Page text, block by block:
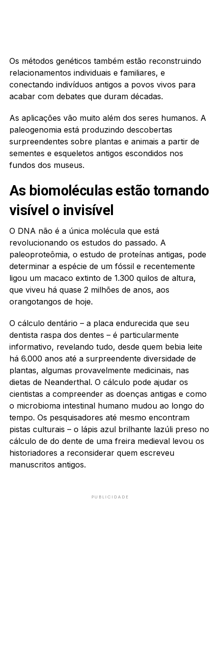
Os métodos genéticos também estão reconstruindo
relacionamentos individuais e familiares, e
conectando indivíduos antigos a povos vivos para
acabar com debates que duram décadas.
As aplicações vão muito além dos seres humanos. A
paleogenomia está produzindo descobertas
surpreendentes sobre plantas e animais a partir de
sementes e esqueletos antigos escondidos nos
fundos dos museus.
As biomoléculas estão tornando
visível o invisível
O DNA não é a única molécula que está
revolucionando os estudos do passado. A
paleoproteômia, o estudo de proteínas antigas, pode
determinar a espécie de um fóssil e recentemente
ligou um macaco extinto de 1.300 quilos de altura,
que viveu há quase 2 milhões de anos, aos
orangotangos de hoje.
O cálculo dentário – a placa endurecida que seu
dentista raspa dos dentes – é particularmente
informativo, revelando tudo, desde quem bebia leite
há 6.000 anos até a surpreendente diversidade de
plantas, algumas provavelmente medicinais, nas
dietas de Neanderthal. O cálculo pode ajudar os
cientistas a compreender as doenças antigas e como
o microbioma intestinal humano mudou ao longo do
tempo. Os pesquisadores até mesmo encontram
pistas culturais – o lápis azul brilhante lazúli preso no
cálculo de do dente de uma freira medieval levou os
historiadores a reconsiderar quem escreveu
manuscritos antigos.
PUBLICIDADE